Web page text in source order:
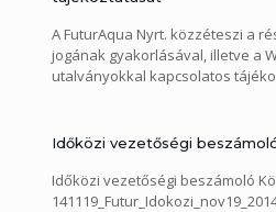
A FuturAqua Nyrt. közzéteszi a
jogának gyakorlásával, illetve a
utalványokkal kapcsolatos
Időközi vezetőségi
Időközi vezetőségi beszámoló